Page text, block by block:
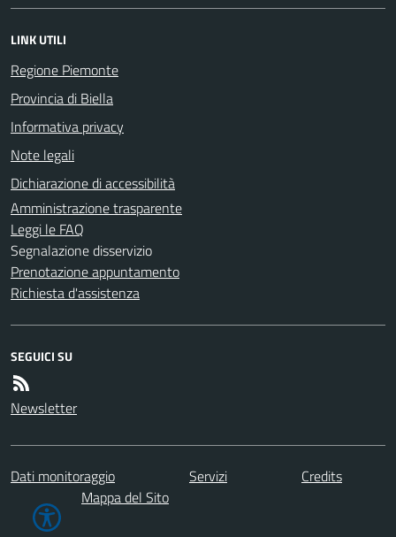
LINK UTILI
Regione Piemonte
Provincia di Biella
Informativa privacy
Note legali
Dichiarazione di accessibilità
Amministrazione trasparente
Leggi le FAQ
Segnalazione disservizio
Prenotazione appuntamento
Richiesta d'assistenza
SEGUICI SU
Newsletter
Dati monitoraggio Servizi
Credits
Mappa del Sito